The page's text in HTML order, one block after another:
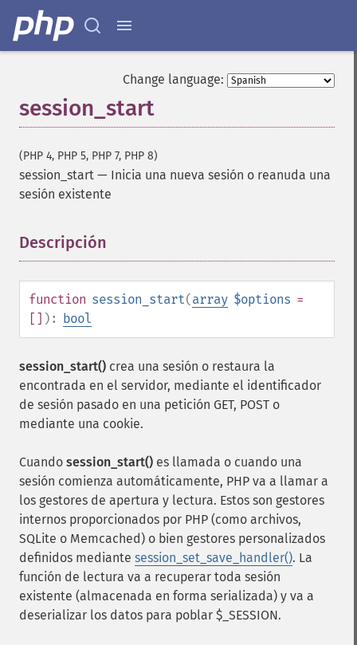
Change language:
session_start
(PHP 4, PHP 5, PHP 7, PHP 8)
session_start — Inicia una nueva sesión o reanuda una
sesión existente
Descripción
function session_start(array $options =
[] ): bool
session_start() crea una sesión o restaura la
encontrada en el servidor, mediante el identificador
de sesión pasado en una petición GET, POST o
mediante una cookie.
Cuando session_start() es llamada o cuando una
sesión comienza automáticamente, PHP va a llamar a
los gestores de apertura y lectura. Estos son gestores
internos proporcionados por PHP (como archivos,
SQLite o Memcached) o bien gestores personalizados
definidos mediante session_set_save_handler(). La
función de lectura va a recuperar toda sesión
existente (almacenada en forma serializada) y va a
deserializar los datos para poblar $_SESSION.